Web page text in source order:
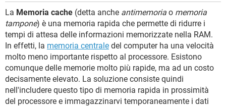
La Memoria cache (detta anche antimemoria o memoria
tampone) è una memoria rapida che permette di ridurre i
tempi di attesa delle informazioni memorizzate nella RAM.
In effetti, la memoria centrale del computer ha una velocità
molto meno importante rispetto al processore. Esistono
comunque delle memorie molto più rapide, ma ad un costo
decisamente elevato. La soluzione consiste quindi
nell'includere questo tipo di memoria rapida in prossimità
del processore e immagazzinarvi temporaneamente i dati